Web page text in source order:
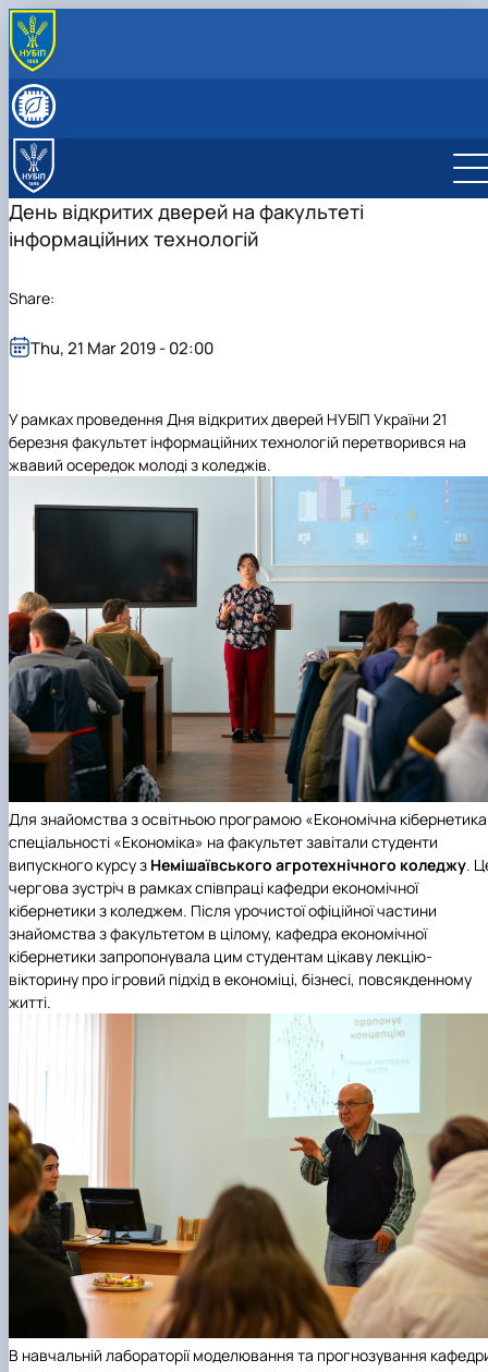
ПРО КАФЕДРУ
«Хто є хто» з кібернетиків в НУБіП України
Освітні програми
Освітні програми
Обговорення освітніх програм
НАУКОВА ДІЯЛЬНІСТЬ
Гурток Кібертонус
Аспірантура
Наукова робота студентів
МІЖНАРОДНА ДІЯЛЬНІСТЬ
НАШІ ОСВІТНІ ПРОГРАМИ
Освітня програма "Економічна кібернетика"
АБІТУРІЄНТУ
День відкритих дверей на факультеті
інформаційних технологій
У рамках проведення Дня відкритих дверей НУБІП України 21
березня факультет інформаційних технологій перетворився на
жвавий осередок молоді з коледжів.
Для знайомства з освітньою програмою «Економічна
спеціальності «Економіка» на факультет завітали студенти
випускного курсу з Немішаївського агротехнічного коледжу.
чергова зустріч в рамках співпраці кафедри економічної
кібернетики з коледжем. Після урочистої офіційної частини
знайомства з факультетом в цілому, кафедра економічної
кібернетики запропонувала цим студентам цікаву лекцію-
вікторину про ігровий підхід в економіці, бізнесі, повсякденному
житті.
В навчальній лабораторії моделювання та прогнозування
Thu, 21 Mar 2019 - 02:00
Share: